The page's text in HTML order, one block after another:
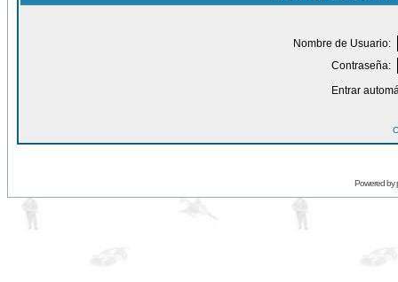
Nombre de Usuario:
Contraseña:
Entrar
Powered by